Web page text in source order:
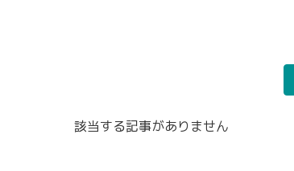
該当する記事がありません